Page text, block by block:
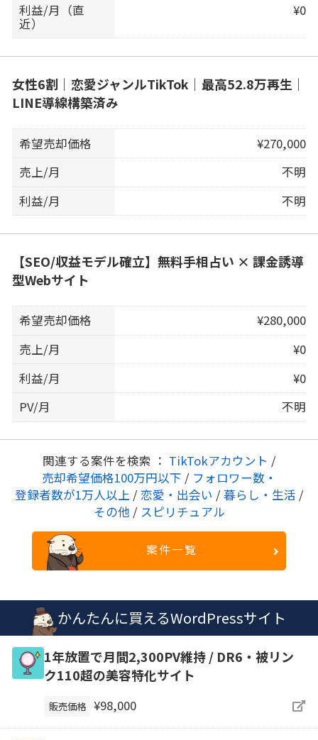
利益/月（直
近）
¥0
女性6割｜恋愛ジャンルTikTok｜最高52.8万再生｜
LINE導線構築済み
希望売却価格
¥270,000
売上/月
不明
利益/月
不明
【SEO/収益モデル確立】無料手相占い × 課金誘導
型Webサイト
希望売却価格
¥280,000
売上/月
¥0
利益/月
¥0
PV/月
不明
関連する案件を検索 ： TikTokアカウント /
売却希望価格100万円以下 / フォロワー数・
登録者数が1万人以上 / 恋愛・出会い / 暮らし・生活 /
その他 / スピリチュアル
案件一覧
かんたんに買えるWordPressサイト
1年放置で月間2,300PV維持 / DR6・被リン
ク110超の美容特化サイト
販売価格 ¥98,000